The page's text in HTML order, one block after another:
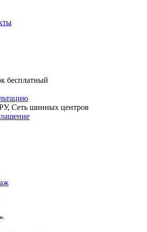
бесплатный
Сеть шинных центров